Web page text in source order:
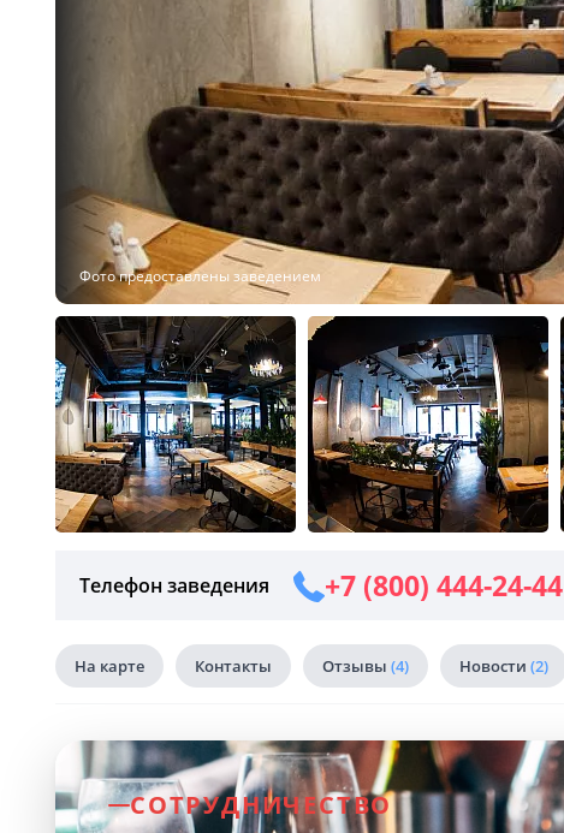
Фото предоставлены заведением
Телефон заведения +7 (800) 444-24-44
На карте Контакты Отзывы (4) Новости (2)
СОТРУДНИЧЕСТВО